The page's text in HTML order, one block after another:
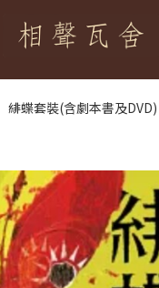
緋蝶套裝(含劇本書及DVD)